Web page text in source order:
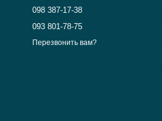
098 387-17-38
093 801-78-75
Перезвонить вам?